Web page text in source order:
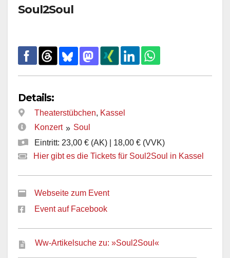
Soul2Soul
Details:
Theaterstübchen, Kassel
Konzert » Soul
Eintritt: 23,00 € (AK) | 18,00 € (VVK)
Hier gibt es die Tickets für Soul2Soul in Kassel
Webseite zum Event
Event auf Facebook
Ww-Artikelsuche zu: »Soul2Soul«